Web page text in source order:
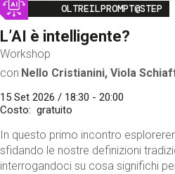
OLTREILPROMPT@STEP
L’AI è intelligente?
Workshop
con Nello Cristianini, Viola
15 Set 2026 / 18:30 - 20:00
Costo
gratuito
In questo primo incontro
sfidando le nostre definizioni
interrogandoci su cosa significhi